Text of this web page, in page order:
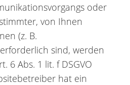
oder
von Ihnen
(z. B.
sind, werden
6 Abs. 1 lit. f DSGVO
hat ein